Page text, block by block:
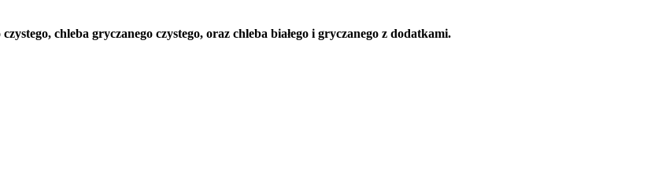
czystego, chleba gryczanego czystego, oraz chleba białego i gryczanego z dodatkami.